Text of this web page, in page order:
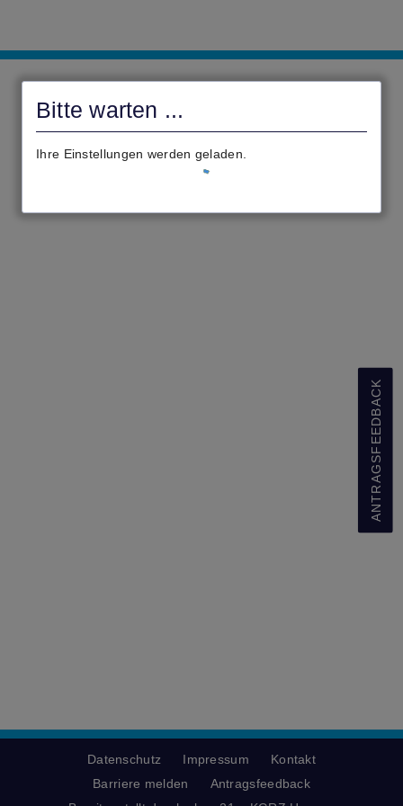
Bitte warten ...
Ihre Einstellungen werden geladen.
ANTRAGSFEEDBACK
Datenschutz Impressum
Kontakt
Barriere melden
Antragsfeedback